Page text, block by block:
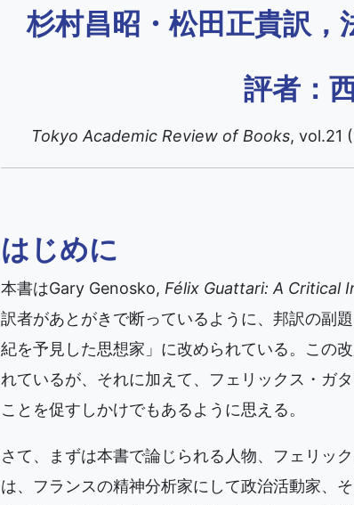
杉村昌昭・松田正貴訳
評者：
Tokyo Academic Review of Books, vol.21
はじめに
本書はGary Genosko, Félix Guattari: A Critical
訳者があとがきで断っているように、邦訳の副
紀を予見した思想家」に改められている。この
れているが、それに加えて、フェリックス・ガ
ことを促すしかけでもあるように思える。
さて、まずは本書で論じられる人物、フェリッ
は、フランスの精神分析家にして政治活動家、